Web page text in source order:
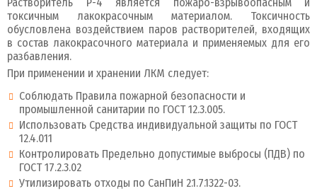
токсичным лакокрасочным материалом. Токсичность
обусловлена воздействием паров растворителей, входящих
в состав лакокрасочного материала и применяемых для его
разбавления.
При применении и хранении ЛКМ следует:
Соблюдать Правила пожарной безопасности и
промышленной санитарии по ГОСТ 12.3.005.
Использовать Средства индивидуальной защиты по ГОСТ
12.4.011
Контролировать Предельно допустимые выбросы (ПДВ) по
ГОСТ 17.2.3.02
Утилизировать отходы по СанПиН 2.1.7.1322-03.